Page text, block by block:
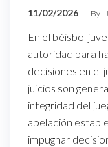
11/02/2026 By
En el béisbol
autoridad para
decisiones en el
juicios son
integridad del
apelación
impugnar